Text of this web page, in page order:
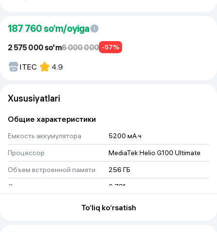
187 760 so‘m/oyiga
2 575 000 so'm6 000 000 -57%
ITEC 4.9
Xususiyatlari
Общие характеристики
Емкость аккумулятора
5200 мА·ч
Процессор
MediaTek Helio G100 Ultimate
Объем встроенной памяти
256 ГБ
Диагональ экрана
6.78"
Версия ОС на начало продаж
Android 15
To‘liq ko‘rsatish